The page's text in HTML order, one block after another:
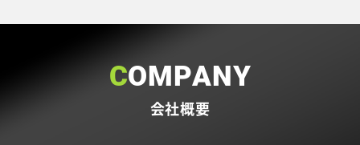
COMPANY
会社概要